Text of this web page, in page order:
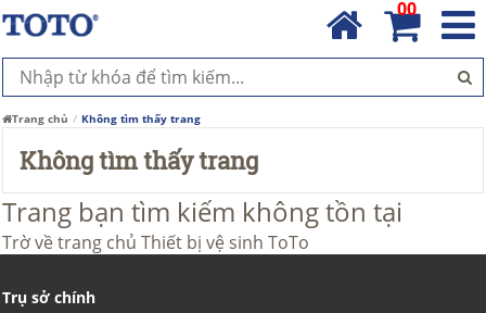
00
Trang chủ Không tìm thấy trang
Không tìm thấy trang
Trang bạn tìm kiếm không tồn tại
Trờ về trang chủ Thiết bị vệ sinh ToTo
Trụ sở chính